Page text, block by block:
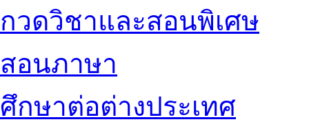
กวดวิชาและสอนพิเศษ
สอนภาษา
ศึกษาต่อต่างประเทศ